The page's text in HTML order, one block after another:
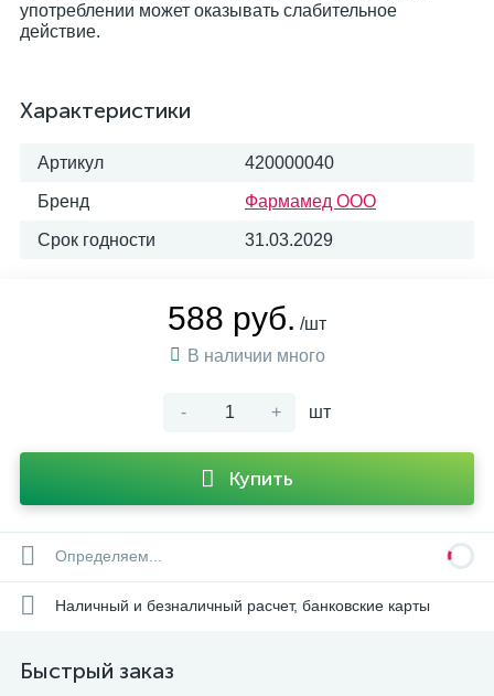
употреблении может оказывать слабительное
действие.
Характеристики
Артикул 420000040
Бренд Фармамед ООО
Срок годности 31.03.2029
588 руб. /шт
В наличии много
- + шт
Купить
Определяем...
Наличный и безналичный расчет, банковские карты
Быстрый заказ